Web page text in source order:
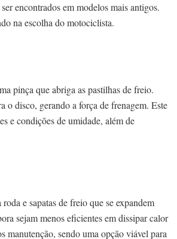
encontrados em modelos mais antigos.
na escolha do motociclista.
pinça que abriga as pastilhas de freio.
o disco, gerando a força de frenagem. Este
e condições de umidade, além de
e sapatas de freio que se expandem
sejam menos eficientes em dissipar calor
manutenção, sendo uma opção viável para